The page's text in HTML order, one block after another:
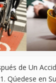
de Un
Qúedese en